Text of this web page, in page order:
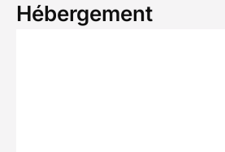
Hébergement